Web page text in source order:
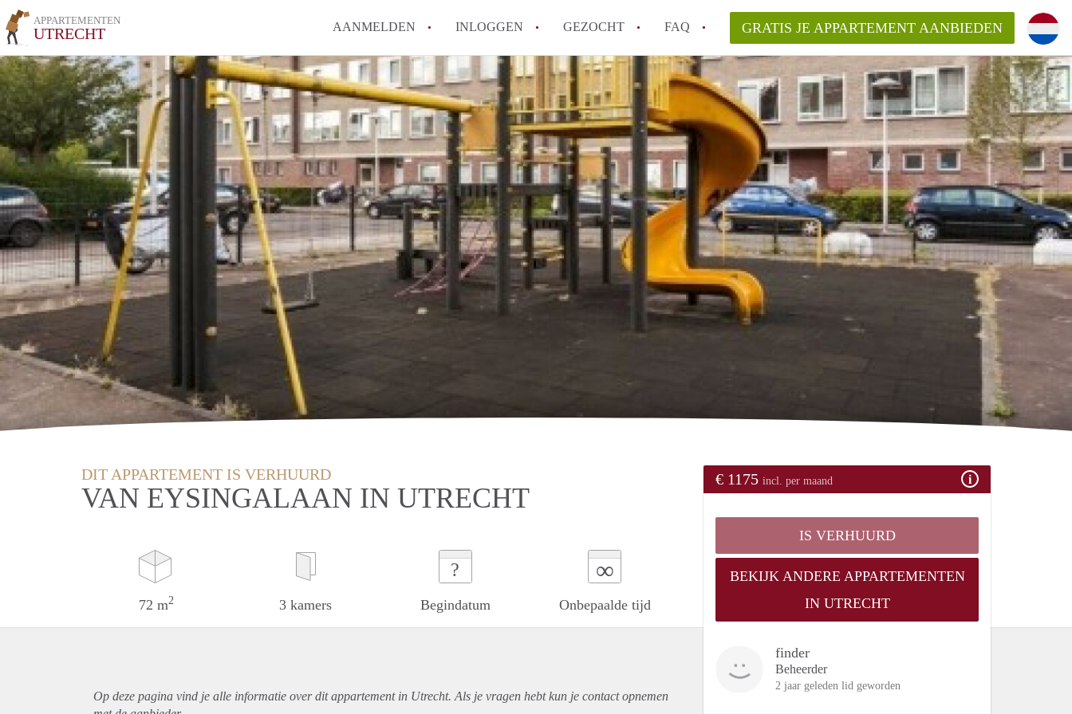
APPARTEMENTEN
UTRECHT AANMELDEN INLOGGEN GEZOCHT FAQ
How to translate AppartementenUtrecht!
Wat is AppartementenUtrecht?
Wat is de privacyverklaring van AppartementenUtrecht ?
Berekent AppartementenUtrecht
makelaarsvergoeding/bemiddelingsvergoeding?
Is AppartementenUtrecht verantwoordelijk voor het aangeboden
Appartement / Appartementen in Utrecht?
Alle veelgestelde vragen
GRATIS JE APPARTEMENT AANBIEDEN
DIT APPARTEMENT IS VERHUURD
VAN EYSINGALAAN IN UTRECHT
72 m2 3 kamers
?
Begindatum
∞
Onbepaalde tijd
€ 1175 incl. per maand
IS VERHUURD
BEKIJK ANDERE APPARTEMENTEN
IN UTRECHT
finder
Beheerder
2 jaar geleden lid geworden
Op deze pagina vind je alle informatie over ditappartementin Utrecht. Als je vragen hebt kun je contact opnemen